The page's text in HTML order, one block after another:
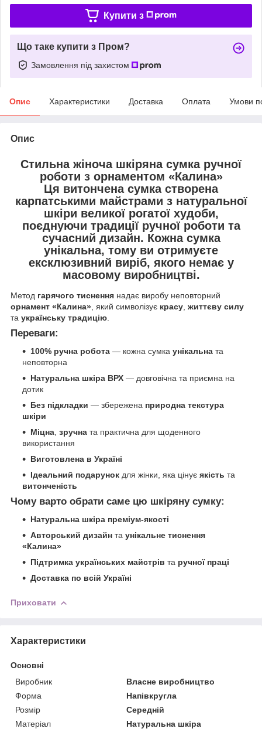
Купити з
Що таке купити з Пром?
Замовлення під захистом
Опис Характеристики Доставка Оплата Умови
Опис
Стильна жіноча шкіряна сумка ручної
роботи з орнаментом «Калина»
Ця витончена сумка створена
карпатськими майстрами з натуральної
шкіри великої рогатої худоби,
поєднуючи традиції ручної роботи та
сучасний дизайн. Кожна сумка
унікальна, тому ви отримуєте
ексклюзивний виріб, якого немає у
масовому виробництві.
Метод гарячого тиснення надає виробу неповторний
орнамент «Калина», який символізує красу, життєву силу
та українську традицію.
Переваги:
100% ручна робота — кожна сумка унікальна та
неповторна
Натуральна шкіра ВРХ — довговічна та приємна на
дотик
Без підкладки — збережена природна текстура
шкіри
Міцна, зручна та практична для щоденного
використання
Виготовлена в Україні
Ідеальний подарунок для жінки, яка цінує якість та
витонченість
Чому варто обрати саме цю шкіряну сумку:
Натуральна шкіра преміум-якості
Авторський дизайн та унікальне тиснення
«Калина»
Підтримка українських майстрів та ручної праці
Доставка по всій Україні
Приховати
Характеристики
Основні
Виробник
Власне виробництво
Форма
Напівкругла
Розмір
Середній
Матеріал
Натуральна шкіра